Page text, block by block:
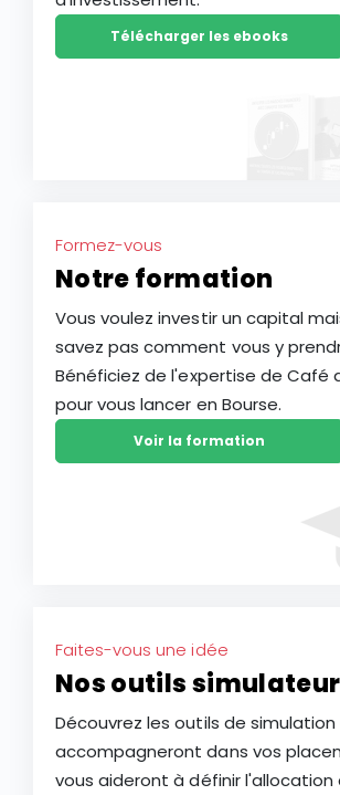
Télécharger les ebooks
Formez-vous
Notre formation
Vous voulez investir un capital
savez pas comment vous y
Bénéficiez de l'expertise de Café
pour vous lancer en Bourse.
Voir la formation
Faites-vous une idée
Nos outils
Découvrez les outils de simulation
accompagneront dans vos
vous aideront à définir l'allocation